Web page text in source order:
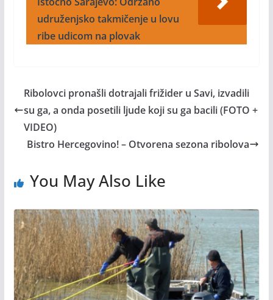
udruženjsko takmičenje u lovu
ribe udicom na plovak
Ribolovci pronašli dotrajali frižider u Savi, izvadili
su ga, a onda posetili ljude koji su ga bacili (FOTO +
VIDEO)
Bistro Hercegovino! – Otvorena sezona ribolova
You May Also Like